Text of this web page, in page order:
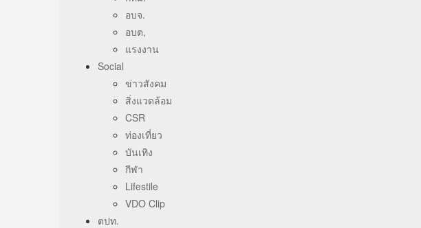
อบจ.
อบต,
แรงงาน
Social
ข่าวสังคม
สิ่งแวดล้อม
CSR
ท่องเที่ยว
บันเทิง
กีฬา
Lifestile
VDO Clip
ตปท.